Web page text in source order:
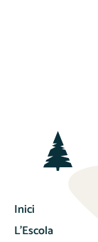
Inici
L’Escola